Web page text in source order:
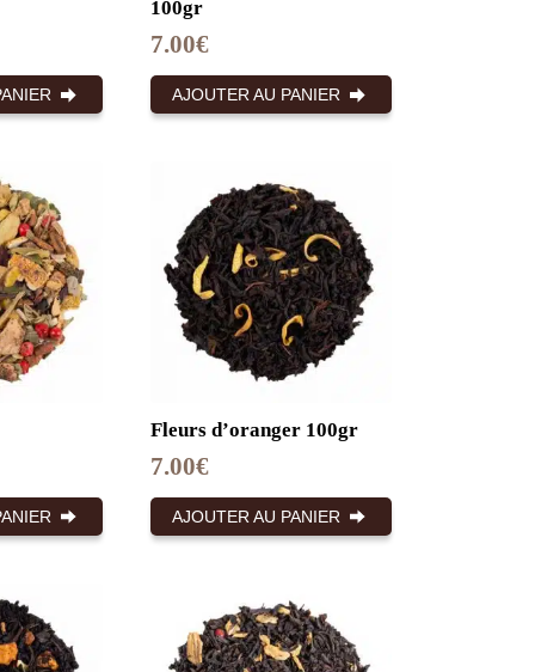
100gr
7.00€
AJOUTER AU PANIER
Fleurs d’oranger 100gr
7.00€
AJOUTER AU PANIER